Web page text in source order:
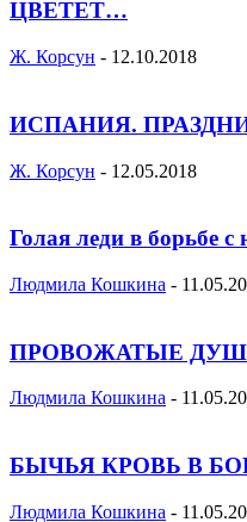
ЦВЕТЕТ…
Ж. Корсун - 12.10.2018
ИСПАНИЯ.
Ж. Корсун - 12.05.2018
Голая леди в борьбе с
Людмила Кошкина -
ПРОВОЖАТЫЕ ДУШ
Людмила Кошкина -
БЫЧЬЯ КРОВЬ В
Людмила Кошкина -